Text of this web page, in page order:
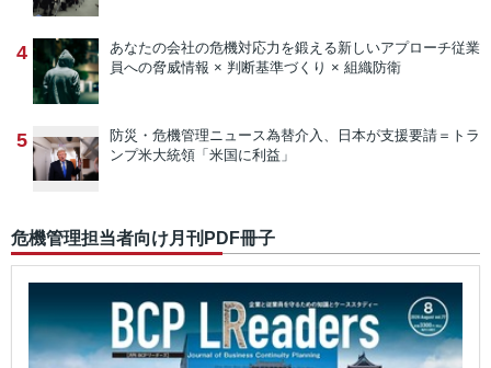
4 あなたの会社の危機対応力を鍛える新しいアプローチ従業
員への脅威情報 × 判断基準づくり × 組織防衛
5 防災・危機管理ニュース為替介入、日本が支援要請＝トラ
ンプ米大統領「米国に利益」
危機管理担当者向け月刊PDF冊子